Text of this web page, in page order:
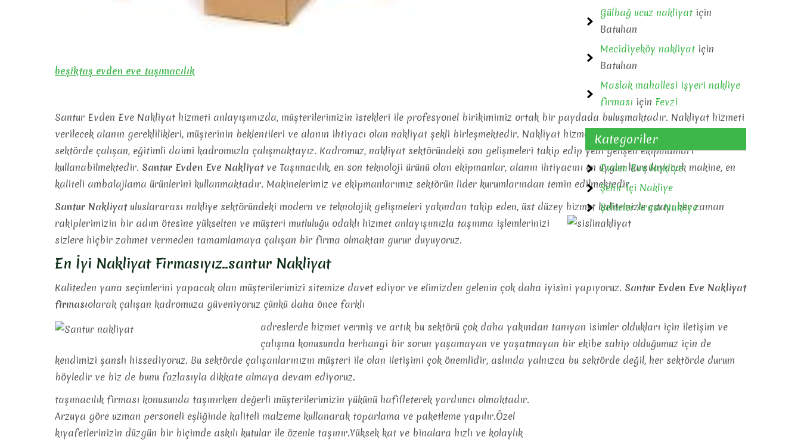
beşiktaş evden eve taşımacılık
Santur Evden Eve Nakliyat hizmeti anlayışımızda, müşterilerimizin istekleri ile profesyonel birikimimiz ortak bir paydada buluşmaktadır. Nakliyat hizmeti
verilecek alanın gereklilikleri, müşterinin beklentileri ve alanın ihtiyacı olan nakliyat şekli birleşmektedir. Nakliyat hizmetlerimizde, uzun yıllardır bu
sektörde çalışan, eğitimli daimi kadromuzla çalışmaktayız. Kadromuz, nakliyat sektöründeki son gelişmeleri takip edip yeni gelişen ekipmanları
kullanabilmektedir. Santur Evden Eve Nakliyatve Taşımacılık, en son teknoloji ürünü olan ekipmanlar, alanın ihtiyacını en uygun karşılayacak makine, en
kaliteli ambalajlama ürünlerini kullanmaktadır. Makinelerimiz ve ekipmanlarımız sektörün lider kurumlarından temin edilmektedir.
Santur Nakliyatuluslararası nakliye sektöründeki modern ve teknolojik gelişmeleri yakından takip eden, üst düzey hizmet kalitemizle çıtayı her zaman
rakiplerimizin bir adım ötesine yükselten ve müşteri mutluluğu odaklı hizmet anlayışımızla taşınma işlemlerinizi
sizlere hiçbir zahmet vermeden tamamlamaya çalışan bir firma olmaktan gurur duyuyoruz.
En İyi Nakliyat Firmasıyız..santur Nakliyat
Kaliteden yana seçimlerini yapacak olan müşterilerimizi sitemize davet ediyor ve elimizden gelenin çok daha iyisini yapıyoruz. Santur Evden Eve Nakliyat
firmasıolarak çalışan kadromuza güveniyoruz çünkü daha önce farklı
adreslerde hizmet vermiş ve artık bu sektörü çok daha yakından tanıyan isimler oldukları için iletişim ve
çalışma konusunda herhangi bir sorun yaşamayan ve yaşatmayan bir ekibe sahip olduğumuz için de
kendimizi şanslı hissediyoruz. Bu sektörde çalışanlarınızın müşteri ile olan iletişimi çok önemlidir, aslında yalnızca bu sektörde değil, her sektörde durum
böyledir ve biz de bunu fazlasıyla dikkate almaya devam ediyoruz.
taşımacılık firması konusunda taşınırken değerli müşterilerimizin yükünü hafifleterek yardımcı olmaktadır.
Arzuya göre uzman personeli eşliğinde kaliteli malzeme kullanarak toparlama ve paketleme yapılır.Özel
kıyafetlerinizin düzgün bir biçimde askılı kutular ile özenle taşınır.Yüksek kat ve binalara hızlı ve kolaylık
Gülbağ ucuz nakliyat için
Batuhan
Mecidiyeköy nakliyat için
Batuhan
Maslak mahallesi işyeri nakliye
firması için Fevzi
Kategoriler
Evden Eve Nakliye
Şehir İçi Nakliye
Şehirler Arası Nakliye